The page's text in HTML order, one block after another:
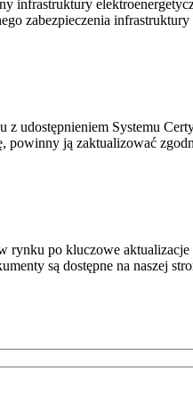
infrastruktury
zabezpieczenia
udostępnieniem Systemu
powinny ją zaktualizować
rynku po kluczowe
są dostępne na naszej